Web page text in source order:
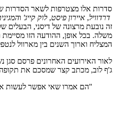
סדרות אלו מצטרפות לשאר הסדרות
דרדוויל, איירון פיסט,לוק קייג' ו
זה נובעת מרצונה של דיסני, הבעלים
משלה. בכל אופן, ההודעה הזו
המצליח וארוך השנים בין מארוול
לאור האירועים האחרונים פרסם סגן
ג'ף לוב, מכתב קצר שמסכם את תקופה
"הם אמרו שאי אפשר לעשות